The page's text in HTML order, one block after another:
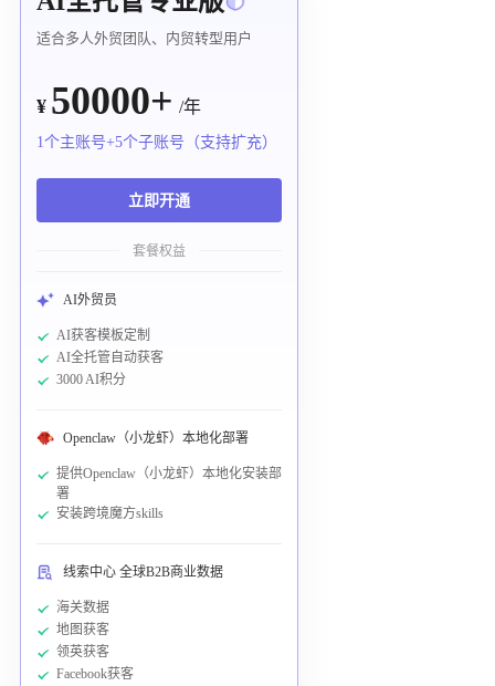
适合多人外贸团队、内贸转型用户
¥ 50000+ /年
1个主账号+5个子账号（支持扩充）
立即开通
套餐权益
AI外贸员
AI获客模板定制
AI全托管自动获客
3000 AI积分
Openclaw（小龙虾）本地化部署
提供Openclaw（小龙虾）本地化安装部
署
安装跨境魔方skills
线索中心 全球B2B商业数据
海关数据
地图获客
领英获客
Facebook获客